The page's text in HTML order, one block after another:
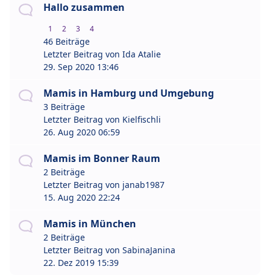
Hallo zusammen
1 2 3 4
46 Beiträge
Letzter Beitrag von Ida Atalie
29. Sep 2020 13:46
Mamis in Hamburg und Umgebung
3 Beiträge
Letzter Beitrag von Kielfischli
26. Aug 2020 06:59
Mamis im Bonner Raum
2 Beiträge
Letzter Beitrag von janab1987
15. Aug 2020 22:24
Mamis in München
2 Beiträge
Letzter Beitrag von SabinaJanina
22. Dez 2019 15:39